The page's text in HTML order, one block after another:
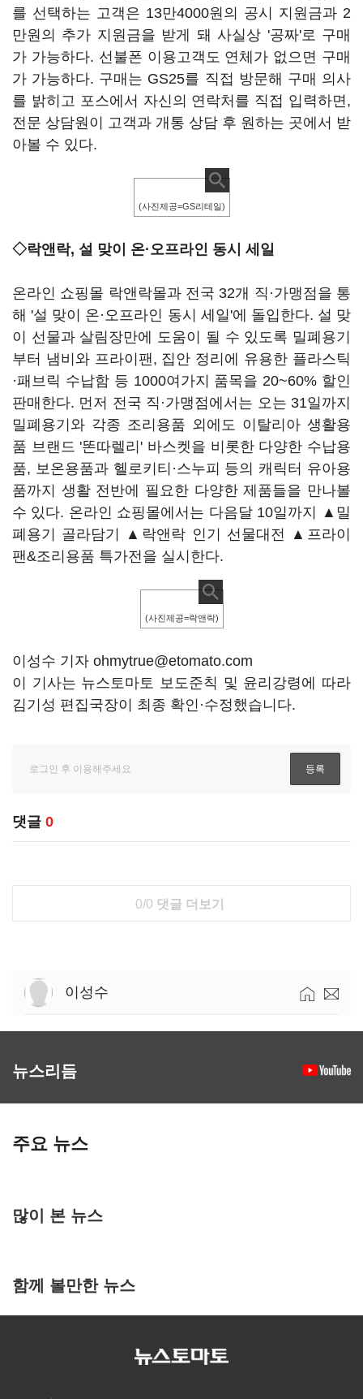
를 선택하는 고객은 13만4000원의 공시 지원금과 2
만원의 추가 지원금을 받게 돼 사실상 '공짜'로 구매
가 가능하다. 선불폰 이용고객도 연체가 없으면 구매
가 가능하다. 구매는 GS25를 직접 방문해 구매 의사
를 밝히고 포스에서 자신의 연락처를 직접 입력하면,
전문 상담원이 고객과 개통 상담 후 원하는 곳에서 받
아볼 수 있다.
(사진제공=GS리테일)
◇락앤락, 설 맞이 온·오프라인 동시 세일
온라인 쇼핑몰 락앤락몰과 전국 32개 직·가맹점을 통
해 '설 맞이 온·오프라인 동시 세일'에 돌입한다. 설 맞
이 선물과 살림장만에 도움이 될 수 있도록 밀폐용기
부터 냄비와 프라이팬, 집안 정리에 유용한 플라스틱
·패브릭 수납함 등 1000여가지 품목을 20~60% 할인
판매한다. 먼저 전국 직·가맹점에서는 오는 31일까지
밀폐용기와 각종 조리용품 외에도 이탈리아 생활용
품 브랜드 '똔따렐리' 바스켓을 비롯한 다양한 수납용
품, 보온용품과 헬로키티·스누피 등의 캐릭터 유아용
품까지 생활 전반에 필요한 다양한 제품들을 만나볼
수 있다. 온라인 쇼핑몰에서는 다음달 10일까지 ▲밀
폐용기 골라담기 ▲락앤락 인기 선물대전 ▲프라이
팬&조리용품 특가전을 실시한다.
(사진제공=락앤락)
이성수 기자 ohmytrue@etomato.com
이 기사는 뉴스토마토 보도준칙 및 윤리강령에 따라
김기성 편집국장이 최종 확인·수정했습니다.
댓글 0
0/0 댓글 더보기
이성수
뉴스리듬
주요 뉴스
많이 본 뉴스
함께 볼만한 뉴스